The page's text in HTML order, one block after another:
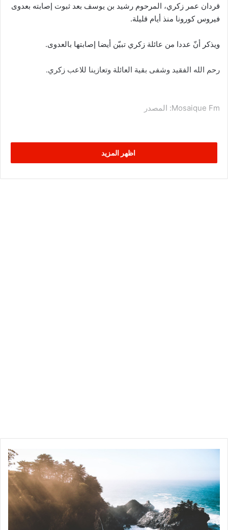
قردان عمر زكري، المرحوم رشيد بن يوسف بعد ثبوت إصابته بعدوى
فيروس كورونا منذ أيام قليلة.
ويذكر أنّ عددا من عائلة زكري تبيّن أيضا إصابتها بالعدوى.
رحم الله الفقيد وشفى بقية العائلة وتعازينا للاعب زكري.
Mosaique Fm: المصدر
اظهر المزيد
ب
و
ر
غ